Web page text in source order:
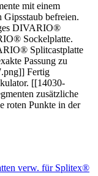
mit einem
befreien.
DIVARIO®
Sockelplatte.
Splitcastplatte
Passung zu
Fertig
[[14030-
zusätzliche
roten Punkte in der